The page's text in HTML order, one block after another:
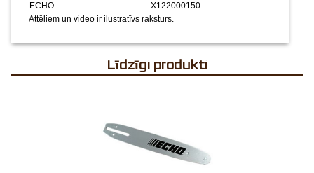
ECHO
X122000150
Attēliem un video ir ilustratīvs raksturs.
Līdzīgi produkti